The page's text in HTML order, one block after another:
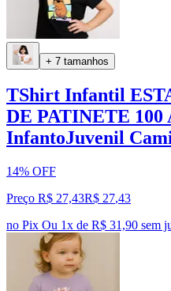
+ 7 tamanhos
TShirt Infantil
DE PATINETE 100
InfantoJuvenil
14% OFF
Preço R$ 27,43R$ 27,43
no Pix Ou 1x de R$ 31,90 sem